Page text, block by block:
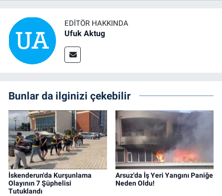
EDITÖR HAKKINDA
Ufuk Aktug
Bunlar da ilginizi çekebilir
İskenderun'da Kurşunlama
Olayının 7 Şüphelisi
Tutuklandı
Arsuz'da İş Yeri Yangını Paniğe
Neden Oldu!